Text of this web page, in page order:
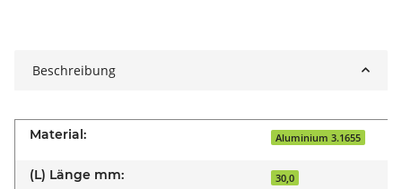
Beschreibung
Material: Aluminium 3.1655
(L) Länge mm: 30,0